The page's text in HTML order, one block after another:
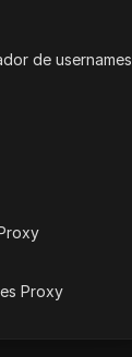
de usernames
Proxy
esta página